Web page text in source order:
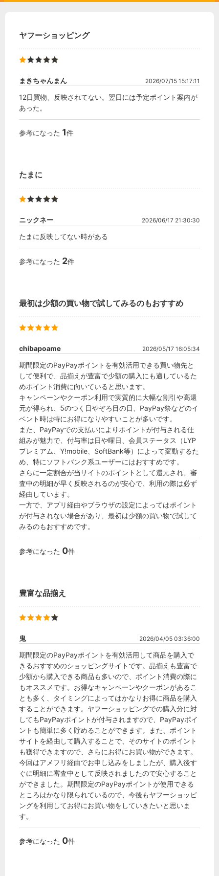
ヤフーショッピング
まきちゃんまん 2026/07/15 15:17:11
12日買物、反映されてない。翌日には予定ポイント案内が
あった。
参考になった 1件
たまに
ニックネー 2026/06/17 21:30:30
たまに反映してない時がある
参考になった 2件
最初は少額の買い物で試してみるのもおすすめ
chibapoame 2026/05/17 16:05:34
期間限定のPayPayポイントを有効活用できる買い物先と
して便利で、品揃えが豊富で少額の購入にも適しているた
めポイント消費に向いていると思います。
キャンペーンやクーポン利用で実質的に大幅な割引や高還
元が得られ、5のつく日やぞろ目の日、PayPay祭などのイ
ベント時は特にお得になりやすいことが多いです。
また、PayPayでの支払いによりポイントが付与される仕
組みが魅力で、付与率は日や曜日、会員ステータス（LYP
プレミアム、Y!mobile、SoftBank等）によって変動するた
め、特にソフトバンク系ユーザーにはおすすめです。
さらに一定割合が当サイトのポイントとして還元され、審
査中の明細が早く反映されるのが安心で、利用の際は必ず
経由しています。
一方で、アプリ経由やブラウザの設定によってはポイント
が付与されない場合があり、最初は少額の買い物で試して
みるのもおすすめです。
参考になった 0件
豊富な品揃え
鬼 2026/04/05 03:36:00
期間限定のPayPayポイントを有効活用して商品を購入で
きるおすすめのショッピングサイトです。品揃えも豊富で
少額から購入できる商品も多いので、ポイント消費の際に
もオススメです。お得なキャンペーンやクーポンがあるこ
とも多く、タイミングによってはかなりお得に商品を購入
することができます。ヤフーショッピングでの購入分に対
してもPayPayポイントが付与されますので、PayPayポイ
ントも簡単に多く貯めることができます。また、ポイント
サイトを経由して購入することで、そのサイトのポイント
も獲得できますので、さらにお得にお買い物ができます。
今回はアメフリ経由でお申し込みをしましたが、購入後す
ぐに明細に審査中として反映されましたので安心すること
ができました。期間限定のPayPayポイントが使用できる
ところはかなり限られているので、今後もヤフーショッピ
ングを利用してお得にお買い物をしていきたいと思いま
す。
参考になった 0件